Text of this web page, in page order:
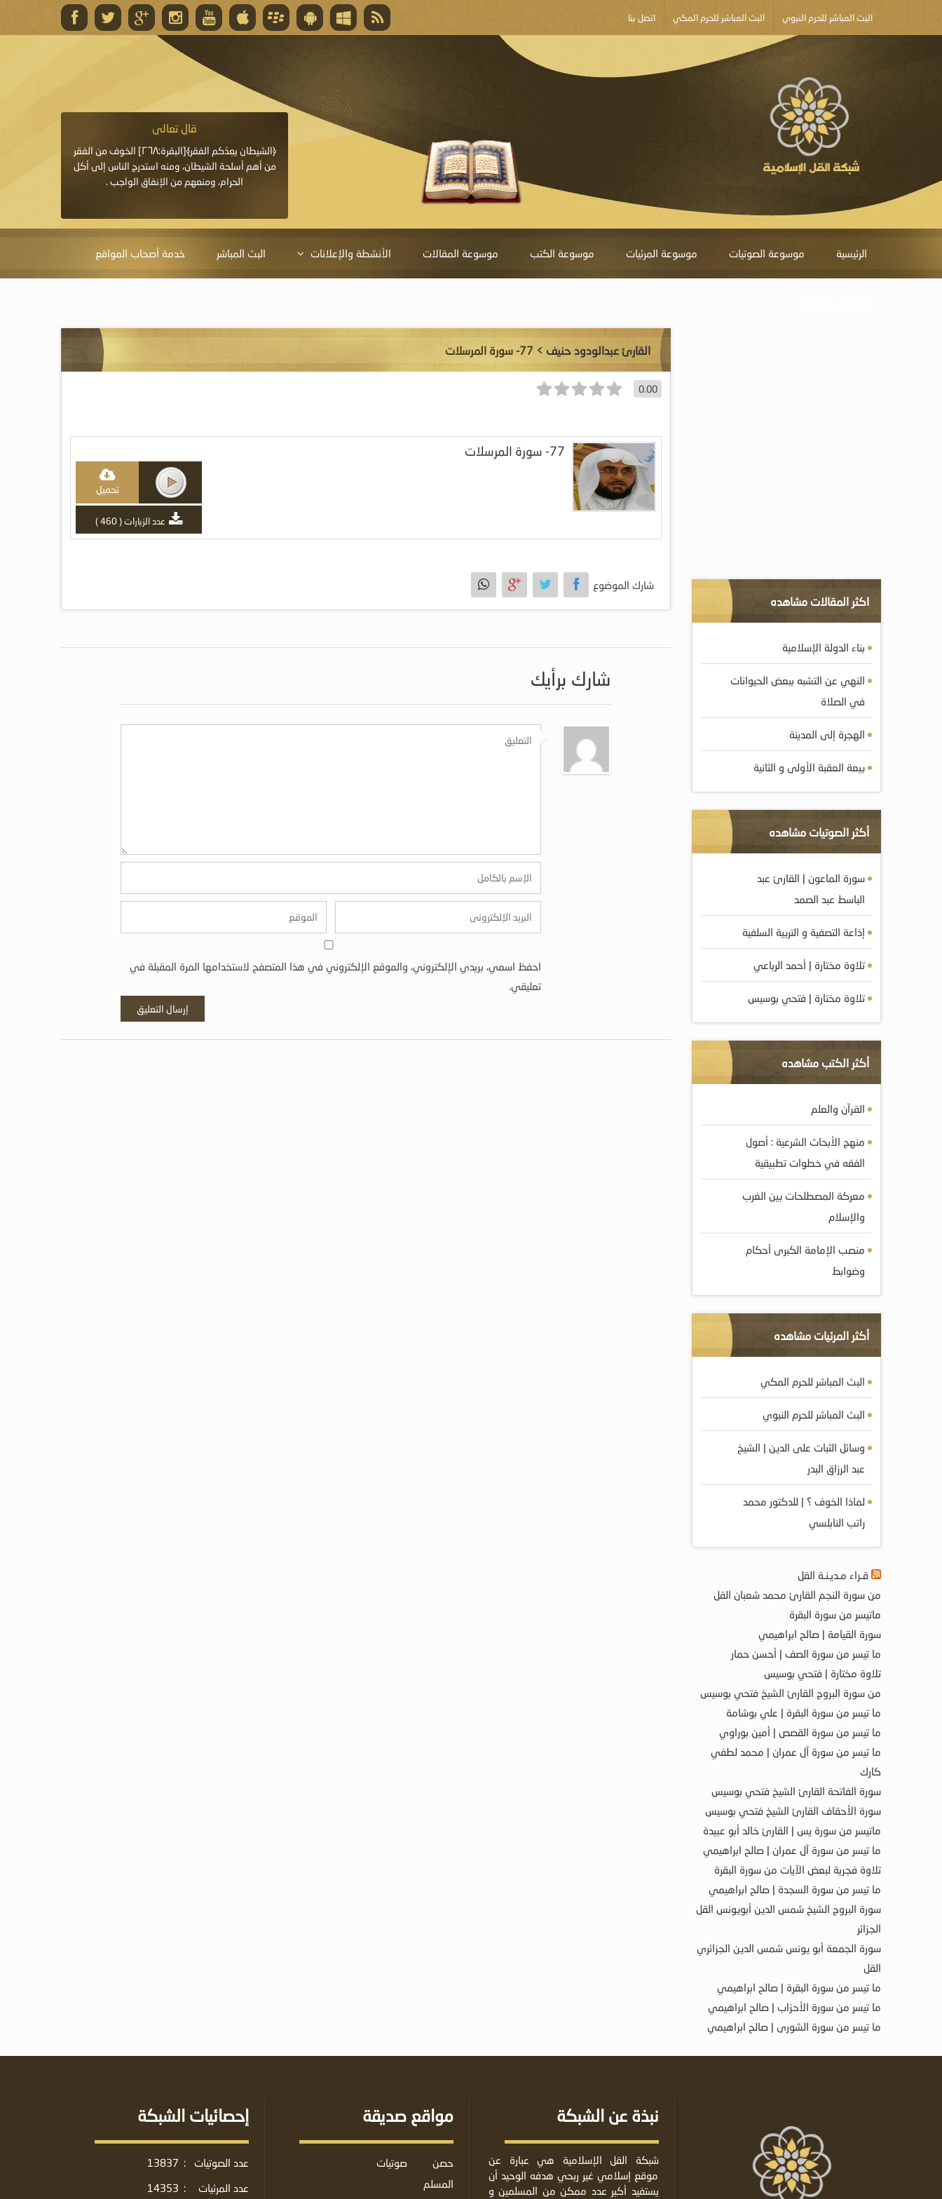
البث المباشر للحرم النبوي البث المباشر للحرم المكي اتصل بنا
قال تعالى
المغفرة لأنها أغلى جائزة، وهي مفتاح باب العطايا التي
قال تعالى
﴿الشيطان يعِدُكم الفقر﴾[البقرة:٢٦٨] الخوف من الفقر
من أهم أسلحة الشيطان، ومنه استدرج الناس إلى أكل
الحرام، ومنعهم من الإنفاق الواجب .
الرئيسية موسوعة الصوتيات موسوعة المرئيات موسوعة الكتب موسوعة المقالات الأنشطة والإعلانات البث المباشر خدمة أصحاب المواقع
القارئ عبدالودود حنيف > 77- سورة المرسلات
0.00
77- سورة المرسلات
تحميل
عدد الزيارات ( 460 )
شارك الموضوع
شارك برأيك
احفظ اسمي، بريدي الإلكتروني، والموقع الإلكتروني في هذا المتصفح لاستخدامها المرة المقبلة في
تعليقي.
اكثر المقالات مشاهده
بناء الدولة الإسلامية
النهي عن التشبه ببعض الحيوانات
في الصلاة
الهجرة إلى المدينة
بيعة العقبة الأولى و الثانية
أكثر الصوتيات مشاهده
سورة الماعون | القارئ عبد
الباسط عبد الصمد
إذاعة التصفية و التربية السلفية
تلاوة مختارة | أحمد الرباعي
تلاوة مختارة | فتحي بوسيس
أكثر الكتب مشاهده
القرآن والعلم
منهج الأبحاث الشرعية : أصول
الفقه في خطوات تطبيقية
معركة المصطلحات بين الغرب
والإسلام
منصب الإمامة الكبرى أحكام
وضوابط
أكثر المرئيات مشاهده
البث المباشر للحرم المكي
البث المباشر للحرم النبوي
وسائل الثبات على الدين | الشيخ
عبد الرزاق البدر
لماذا الخوف ؟ | للدكتور محمد
راتب النابلسي
قـراء مـديـنـة القل
من سورة النجم القارئ محمد شعبان القل
ماتيسر من سورة البقرة
سورة القيامة | صالح ابراهيمي
ما تيسر من سورة الصف | أحسن حمار
تلاوة مختارة | فتحي بوسيس
من سورة البروج القارئ الشيخ فتحي بوسيس
ما تيسر من سورة البقرة | علي بوشامة
ما تيسر من سورة القصص | أمين بوراوي
ما تيسر من سورة آل عمران | محمد لطفي
كارك
سورة الفاتحة القارئ الشيخ فتحي بوسيس
سورة الأحقاف القارئ الشيخ فتحي بوسيس
ماتيسر من سورة يس | القارئ خالد أبو عبيدة
ما تيسر من سورة آل عمران | صالح ابراهيمي
تلاوة فجرية لبعض الآيات من سورة البقرة
ما تيسر من سورة السجدة | صالح ابراهيمي
سورة البروج الشيخ شمس الدين أبويونس القل
الجزائر
سورة الجمعة أبو يونس شمس الدين الجزائري
القل
ما تيسر من سورة البقرة | صالح ابراهيمي
ما تيسر من سورة الأحزاب | صالح ابراهيمي
ما تيسر من سورة الشورى | صالح ابراهيمي
نبذة عن الشبكة
شبكة القل الإسلامية هي عبارة عن
موقع إسلامي غير ربحي هدفه الوحيد أن
يستفيد أكبر عدد ممكن من المسلمين و
مواقع صديقة
حصن
المسلم
صوتيات
إحصائيات الشبكة
عدد الصوتيات :
13837
عدد المرئيات
:
14353